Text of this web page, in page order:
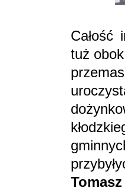
Całość
tuż